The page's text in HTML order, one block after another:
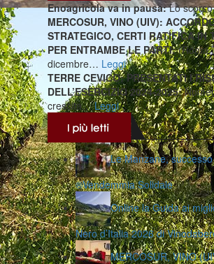
Enoagricola va in pausa:Lo
MERCOSUR, VINO (UIV):
STRATEGICO, CERTI RATIFICA IN
PER ENTRAMBE LE PARTI:(Roma,
dicembre… Leggi
TERRE CEVICO: PRESENTATI I
DELL’ESERCIZIO 2024-2025:
crescita…Leggi
Le Manzane,
®️Vendemmia Solidale
Online la Guida ai
Nero d’Italia 2026 di
MERCOSUR, VINO